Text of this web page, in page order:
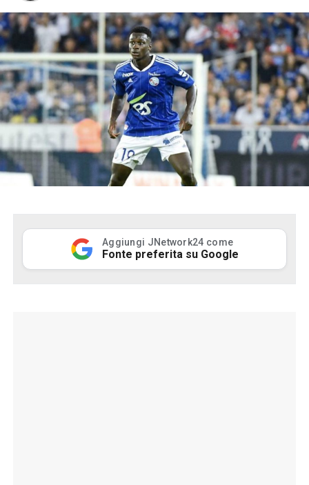
Aggiungi JNetwork24 come
Fonte preferita su Google